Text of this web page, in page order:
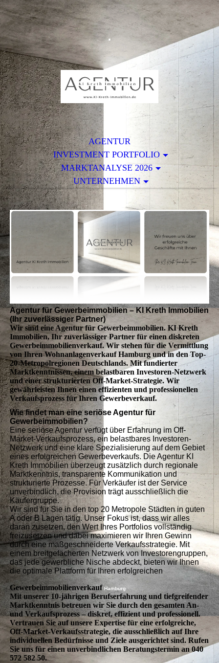
.
AGENTUR
INVESTMENT PORTFOLIO
MARKTANALYSE 2026
UNTERNEHMEN
Agentur für Gewerbeimmobilien – KI Kreth Immobilien
(Ihr zuverlässiger Partner)
Wir sind eine Agentur für Gewerbeimmobilien. KI Kreth
Immobilien, Ihr zuverlässiger Partner für einen diskreten
Gewerbeimmobilienverkauf. Wir stehen für die Vermittlung
von Ihren Wohnanlagenverkauf Hamburg und in den Top-
20-Metropolregionen Deutschlands. Mit fundierter
Marktkenntnissen, einem belastbaren Investoren-Netzwerk
und einer strukturierten Off-Market-Strategie. Wir
gewährleisten Ihnen einen effizienten und professionellen
Verkaufsprozess für Ihren Gewerbeverkauf.
Wie findet man eine seriöse Agentur für
Gewerbeimmobilien?
Eine seriöse Agentur verfügt über Erfahrung im Off-
Market-Verkaufsprozess, ein belastbares Investoren-
Netzwerk und eine klare Spezialisierung auf dem Gebiet
eines erfolgreichen Gewerbeverkaufs. Die Agentur KI
Kreth Immobilien überzeugt zusätzlich durch regionale
Marktkenntnis, transparente Kommunikation und
strukturierte Prozesse. Für Verkäufer ist der Service
unverbindlich, die Provision trägt ausschließlich die
Käufergruppe.
Wir sind für Sie in den top 20 Metropole Städten in guten
A oder B Lagen tätig. Unser Fokus ist, dass wir alles
daran zusetzen, den Wert Ihres Portfolios vollständig
freizusetzen und dabei maximieren wir Ihren Gewinn
durch eine maßgeschneiderte Verkaufsstrategie. Mit
einem breitgefächerten Netzwerk von Investorengruppen,
das jede gewerbliche Nische abdeckt, bieten wir Ihnen
die optimale Plattform für Ihren erfolgreichen
GewerbeimmobilienverkaufHamburg
Mit unserer 10-jährigen Berufserfahrung und tiefgreifender
Marktkenntnis betreuen wir Sie durch den gesamten An-
und Verkaufsprozess – diskret, effizient und professionell.
Vertrauen Sie auf unsere Expertise für eine erfolgreiche,
Off-Market-Verkaufsstrategie, die ausschließlich auf Ihre
individuellen Bedürfnisse und Ziele ausgerichtet sind. Rufen
Sie uns für einen unverbindlichen Beratungstermin an 040
572 582 50.